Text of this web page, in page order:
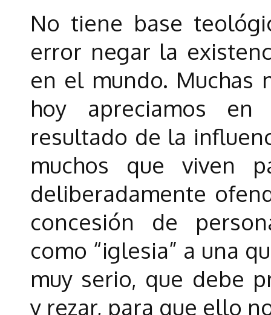
No tiene base
error negar la
en el mundo. Muchas
hoy apreciamos
resultado de la
muchos que viven
deliberadamente
concesión de
como “iglesia” a una
muy serio, que debe
y rezar, para que ello